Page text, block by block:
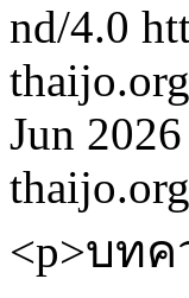
nd/4.0
Jun
<p>บท